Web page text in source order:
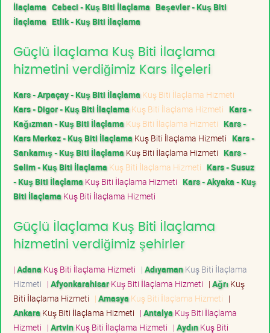
İlaçlama Cebeci - Kuş Biti İlaçlama Beşevler - Kuş Biti
İlaçlama Etlik - Kuş Biti İlaçlama
Güçlü İlaçlama Kuş Biti İlaçlama
hizmetini verdiğimiz Kars ilçeleri
Kars - Arpaçay - Kuş Biti İlaçlama Kuş Biti İlaçlama Hizmeti
Kars - Digor - Kuş Biti İlaçlama Kuş Biti İlaçlama Hizmeti Kars -
Kağızman - Kuş Biti İlaçlama Kuş Biti İlaçlama Hizmeti Kars -
Kars Merkez - Kuş Biti İlaçlama Kuş Biti İlaçlama Hizmeti Kars -
Sarıkamış - Kuş Biti İlaçlama Kuş Biti İlaçlama Hizmeti Kars -
Selim - Kuş Biti İlaçlama Kuş Biti İlaçlama Hizmeti Kars - Susuz
- Kuş Biti İlaçlama Kuş Biti İlaçlama Hizmeti Kars - Akyaka - Kuş
Biti İlaçlama Kuş Biti İlaçlama Hizmeti
Güçlü İlaçlama Kuş Biti İlaçlama
hizmetini verdiğimiz şehirler
| Adana Kuş Biti İlaçlama Hizmeti | AdıyamanKuş Biti İlaçlama
Hizmeti | AfyonkarahisarKuş Biti İlaçlama Hizmeti | Ağrı Kuş
Biti İlaçlama Hizmeti | Amasya Kuş Biti İlaçlama Hizmeti |
Ankara Kuş Biti İlaçlama Hizmeti | Antalya Kuş Biti İlaçlama
Hizmeti | ArtvinKuş Biti İlaçlama Hizmeti | AydınKuş Biti